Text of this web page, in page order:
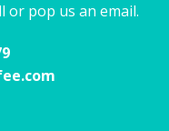
or pop us an email.